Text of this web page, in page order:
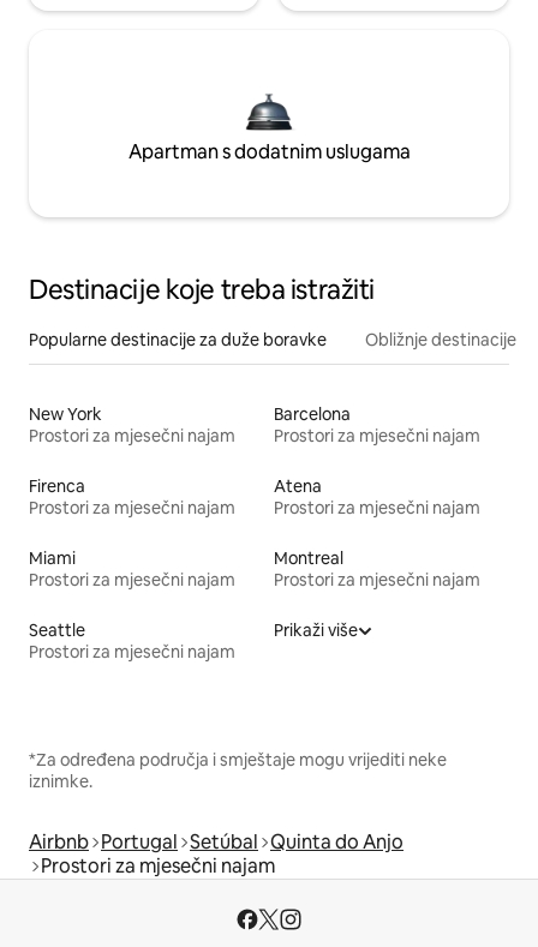
Apartman s dodatnim uslugama
Destinacije koje treba istražiti
Popularne destinacije za duže boravke Obližnje destinacije
New York
Prostori za mjesečni najam
Barcelona
Prostori za mjesečni najam
Firenca
Prostori za mjesečni najam
Atena
Prostori za mjesečni najam
Miami
Prostori za mjesečni najam
Montreal
Prostori za mjesečni najam
Seattle
Prostori za mjesečni najam
Prikaži više
*Za određena područja i smještaje mogu vrijediti neke
iznimke.
Airbnb Portugal Setúbal Quinta do Anjo
Prostori za mjesečni najam